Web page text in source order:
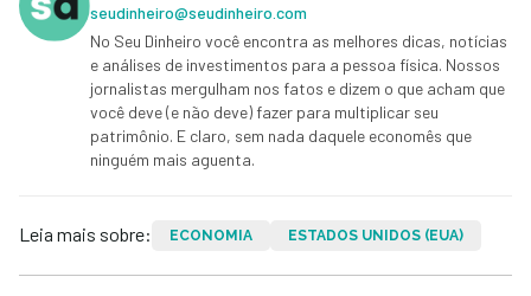
seudinheiro@seudinheiro.com
No Seu Dinheiro você encontra as melhores dicas, notícias
e análises de investimentos para a pessoa física. Nossos
jornalistas mergulham nos fatos e dizem o que acham que
você deve (e não deve) fazer para multiplicar seu
patrimônio. E claro, sem nada daquele economês que
ninguém mais aguenta.
Leia mais sobre: ECONOMIA ESTADOS UNIDOS (EUA)